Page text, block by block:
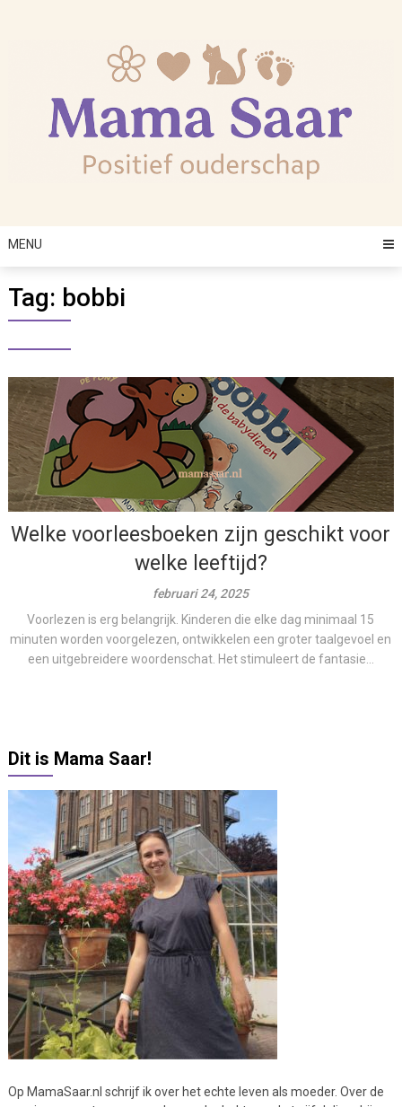
MENU
Tag: bobbi
Welke voorleesboeken zijn geschikt voor
welke leeftijd?
februari 24, 2025
Voorlezen is erg belangrijk. Kinderen die elke dag minimaal 15
minuten worden voorgelezen, ontwikkelen een groter taalgevoel en
een uitgebreidere woordenschat. Het stimuleert de fantasie...
Dit is Mama Saar!
Op MamaSaar.nl schrijf ik over het echte leven als moeder. Over de